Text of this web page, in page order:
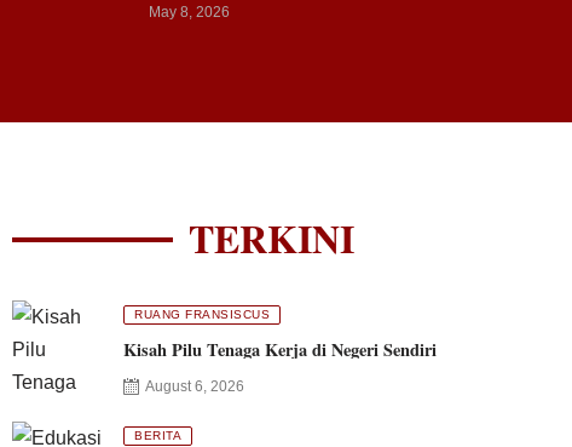
May 8, 2026
TERKINI
RUANG FRANSISCUS
Kisah Pilu Tenaga Kerja di Negeri Sendiri
August 6, 2026
BERITA